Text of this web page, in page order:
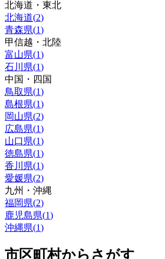
北海道・東北
北海道(2)
青森県(1)
甲信越・北陸
富山県(1)
石川県(1)
中国・四国
鳥取県(1)
島根県(1)
岡山県(2)
広島県(1)
山口県(1)
徳島県(1)
香川県(1)
愛媛県(2)
九州・沖縄
福岡県(2)
鹿児島県(1)
沖縄県(1)
市区町村からさがす